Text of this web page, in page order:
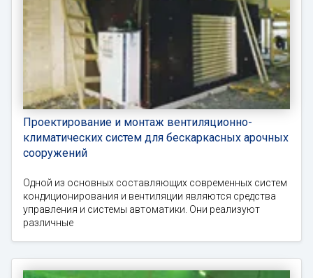
Проектирование и монтаж вентиляционно-
климатических систем для бескаркасных арочных
сооружений
Одной из основных составляющих современных систем
кондиционирования и вентиляции являются средства
управления и системы автоматики. Они реализуют
различные